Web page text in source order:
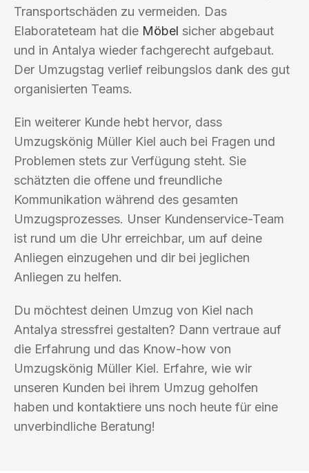
Transportschäden zu vermeiden. Das
Elaborateteam hat die Möbel sicher abgebaut
und in Antalya wieder fachgerecht aufgebaut.
Der Umzugstag verlief reibungslos dank des gut
organisierten Teams.
Ein weiterer Kunde hebt hervor, dass
Umzugskönig Müller Kiel auch bei Fragen und
Problemen stets zur Verfügung steht. Sie
schätzten die offene und freundliche
Kommunikation während des gesamten
Umzugsprozesses. Unser Kundenservice-Team
ist rund um die Uhr erreichbar, um auf deine
Anliegen einzugehen und dir bei jeglichen
Anliegen zu helfen.
Du möchtest deinen Umzug von Kiel nach
Antalya stressfrei gestalten? Dann vertraue auf
die Erfahrung und das Know-how von
Umzugskönig Müller Kiel. Erfahre, wie wir
unseren Kunden bei ihrem Umzug geholfen
haben und kontaktiere uns noch heute für eine
unverbindliche Beratung!